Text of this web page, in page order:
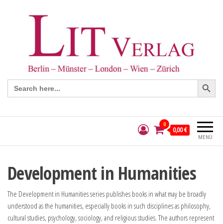
Search
for:
Search Button
MENÜ
0
0,00 €
Development in Humanities
The Development in Humanities series publishes books in what may be broadly
understood as the humanities, especially books in such disciplines as philosophy,
cultural studies, psychology, sociology, and religious studies. The authors represent